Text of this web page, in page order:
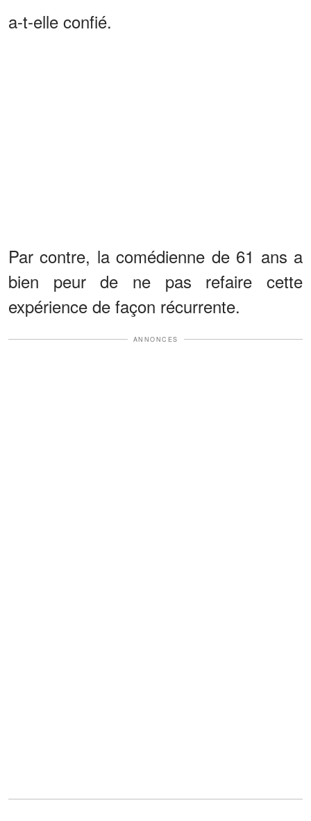
a-t-elle confié.
Par contre, la comédienne de 61 ans a
bien peur de ne pas refaire cette
expérience de façon récurrente.
ANNONCES